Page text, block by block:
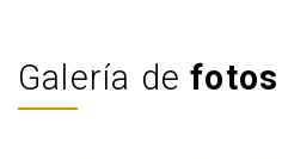
Galería defotos